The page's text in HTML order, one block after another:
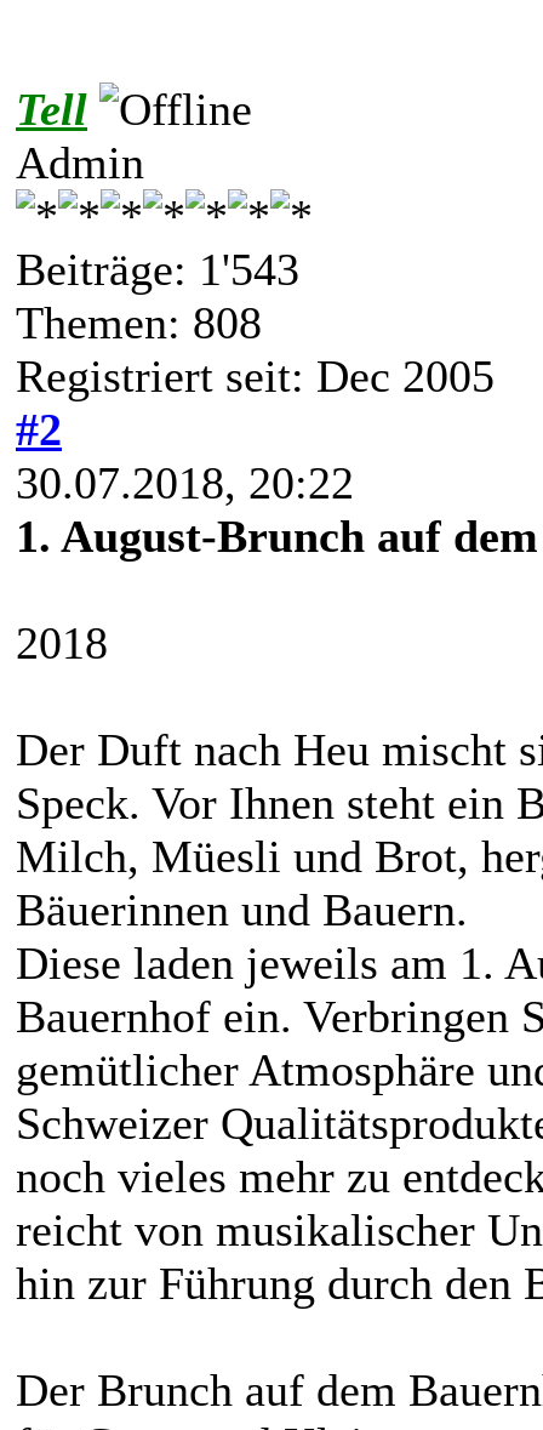
Tell
Admin
Beiträge: 1'543
Themen: 808
Registriert seit: Dec 2005
#2
30.07.2018, 20:22
1. August-Brunch auf
2018
Der Duft nach Heu mischt
Speck. Vor Ihnen steht ein
Milch, Müesli und Brot,
Bäuerinnen und Bauern.
Diese laden jeweils am 1.
Bauernhof ein. Verbringen
gemütlicher Atmosphäre
Schweizer
noch vieles mehr zu
reicht von musikalischer
hin zur Führung durch den
Der Brunch auf dem